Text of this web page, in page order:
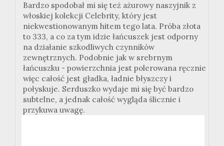
Bardzo spodobał mi się też ażurowy naszyjnik z
włoskiej kolekcji Celebrity, który jest
niekwestionowanym hitem tego lata. Próba złota
to 333, a co za tym idzie łańcuszek jest odporny
na działanie szkodliwych czynników
zewnętrznych. Podobnie jak w srebrnym
łańcuszku - powierzchnia jest polerowana ręcznie
więc całość jest gładka, ładnie błyszczy i
połyskuje. Serduszko wydaje mi się być bardzo
subtelne, a jednak całość wygląda ślicznie i
przykuwa uwagę.